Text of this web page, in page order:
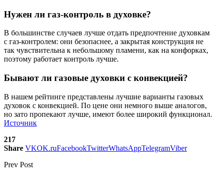
Нужен ли газ-контроль в духовке?
В большинстве случаев лучше отдать предпочтение духовкам
с газ-контролем: они безопаснее, а закрытая конструкция не
так чувствительна к небольшому пламени, как на конфорках,
поэтому работает контроль лучше.
Бывают ли газовые духовки с конвекцией?
В нашем рейтинге представлены лучшие варианты газовых
духовок с конвекцией. По цене они немного выше аналогов,
но зато пропекают лучше, имеют более широкий функционал.
Источник
217
Share VKOK.ruFacebookTwitterWhatsAppTelegramViber
Prev Post